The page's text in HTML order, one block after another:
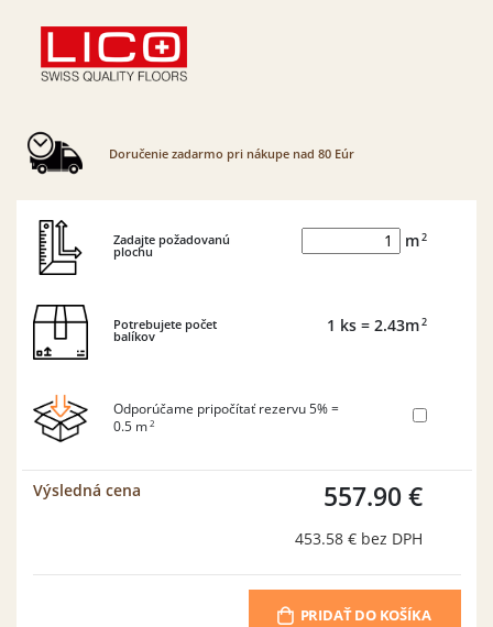
Doručenie zadarmo pri nákupe nad 80 Eúr
Zadajte požadovanú
plochu
m2
Potrebujete počet
balíkov
1 ks= 2.43m2
Odporúčame pripočítať rezervu 5% =
0.5 m2
Výsledná cena 557.90 €
453.58 € bez DPH
PRIDAŤ DO KOŠÍKA